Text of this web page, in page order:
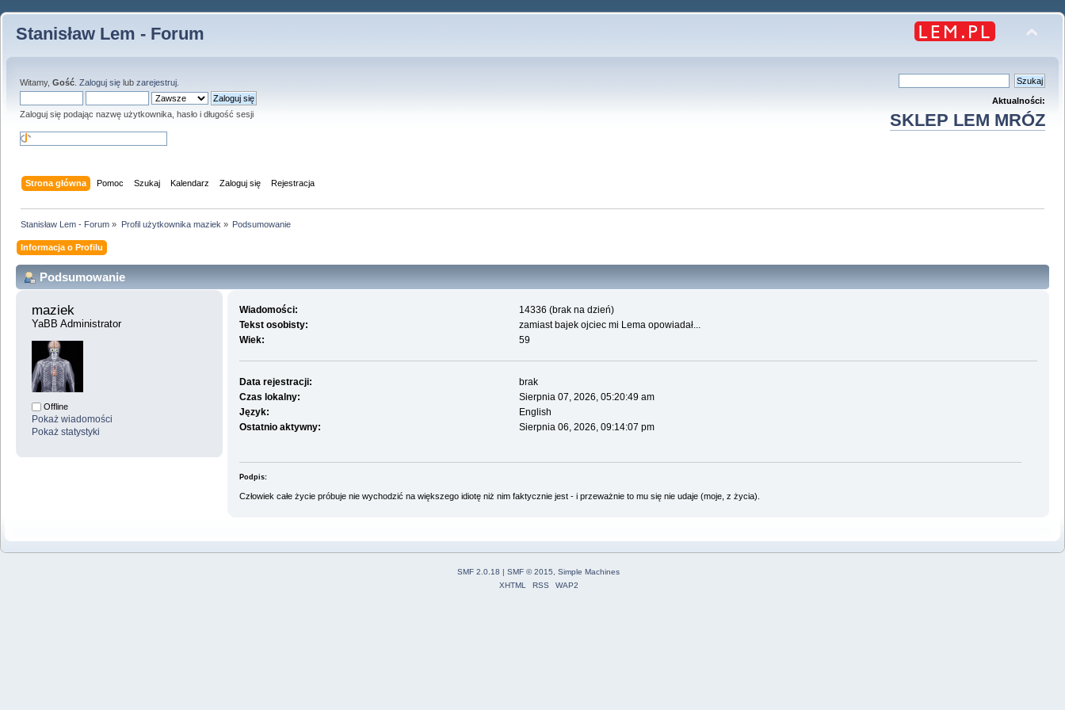
Stanisław Lem - Forum
Witamy, Gość Zaloguj się lub zarejestruj
Zaloguj się podając nazwę użytkownika, hasło i długość sesji
Aktualności:
SKLEP LEM MRÓZ
Strona główna Pomoc Szukaj Kalendarz Zaloguj się Rejestracja
Stanisław Lem - Forum » Profil użytkownika maziek » Podsumowanie
Informacja o Profilu
Podsumowanie
maziek
YaBB Administrator
Offline
Pokaż wiadomości
Pokaż statystyki
Wiadomości:
14336 (brak na dzień)
Tekst osobisty:
zamiast bajek ojciec mi Lema opowiadał...
Wiek:
59
Data rejestracji:
brak
Czas lokalny:
Sierpnia 07, 2026, 05:20:49 am
Język:
English
Ostatnio aktywny:
Sierpnia 06, 2026, 09:14:07 pm
Podpis:
Człowiek całe życie próbuje nie wychodzić na większego idiotę niż nim faktycznie jest - i przeważnie to mu się nie udaje (moje, z życia).
SMF 2.0.18 | SMF © 2015
Simple Machines
XHTML
RSS WAP2